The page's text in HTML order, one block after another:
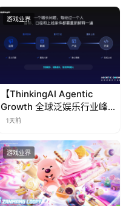
游戏业界
【ThinkingAI Agentic
Growth 全球泛娱乐行业峰
会】Agent 时代，人到底负
1天前
游戏业界